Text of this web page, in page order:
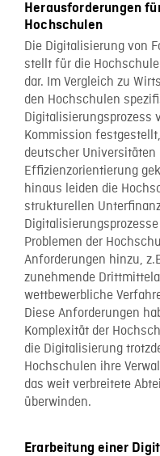
Herausforderungen
Hochschulen
Die Digitalisierung von
stellt für die
dar. Im Vergleich zu
den Hochschulen
Digitalisierungsprozess
Kommission
deutscher
Effizienzorientierung
hinaus leiden die
strukturellen
Problemen der
Anforderungen hinzu,
zunehmende
wettbewerbliche
Diese Anforderungen
Komplexität der
die Digitalisierung
Hochschulen ihre
das weit verbreitete
überwinden.
Erarbeitung einer